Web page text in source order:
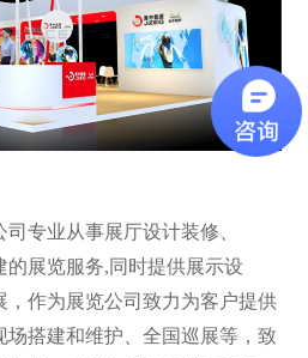
专业从事展厅设计装修、
的展览服务,同时提供展示设
，作为展览公司致力为客户提供
场搭建和维护、全国巡展等，致